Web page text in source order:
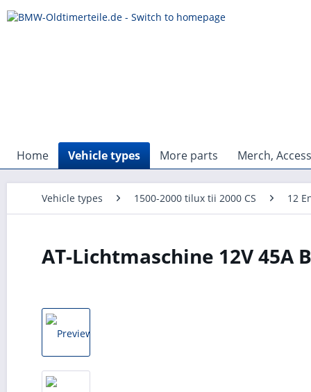
Home Vehicle types More parts Merch,
Vehicle types 1500-2000 tilux tii 2000 CS 12
AT-Lichtmaschine 12V 45A